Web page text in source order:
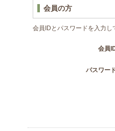
会員の方
会員IDとパスワードを入力し
会員
パスワー